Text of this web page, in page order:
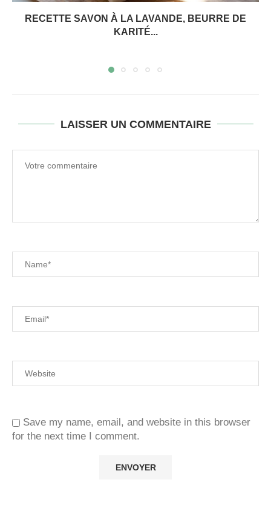
RECETTE SAVON À LA LAVANDE, BEURRE DE
KARITÉ...
LAISSER UN COMMENTAIRE
Save my name, email, and website in this browser
for the next time I comment.